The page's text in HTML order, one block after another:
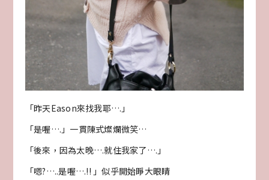
「昨天Eason來找我耶….」
「是喔….」一貫陳式燦爛微笑…
「後來，因為太晚….就住我家了….」
「嗯?…..是喔….!! 」似乎開始睜大眼睛